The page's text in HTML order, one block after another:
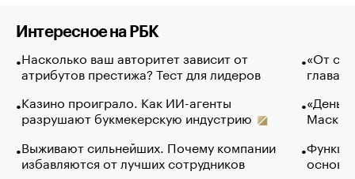
Интересное на РБК
Насколько ваш авторитет зависит от
атрибутов престижа? Тест для лидеров
Казино проиграло. Как ИИ-агенты
разрушают букмекерскую индустрию
Выживают сильнейших. Почему компании
избавляются от лучших сотрудников
«От
глава
Маск в
основ